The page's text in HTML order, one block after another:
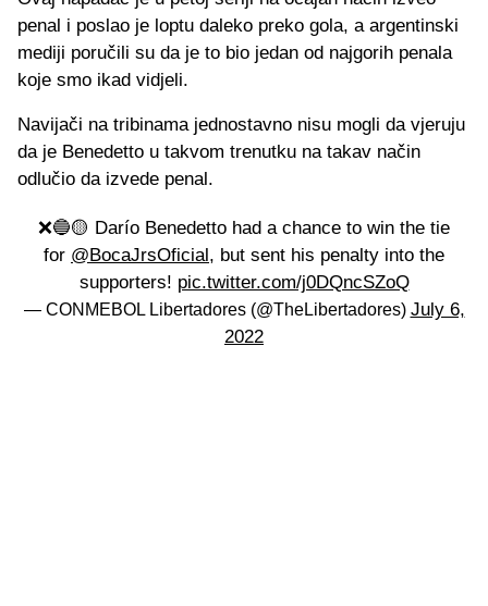
penal i poslao je loptu daleko preko gola, a argentinski
mediji poručili su da je to bio jedan od najgorih penala
koje smo ikad vidjeli.
Navijači na tribinama jednostavno nisu mogli da vjeruju
da je Benedetto u takvom trenutku na takav način
odlučio da izvede penal.
❌🔵🟡 Darío Benedetto had a chance to win the tie
for @BocaJrsOficial , but sent his penalty into the
supporters! pic.twitter.com/j0DQncSZoQ
— CONMEBOL Libertadores (@TheLibertadores) July 6,
2022